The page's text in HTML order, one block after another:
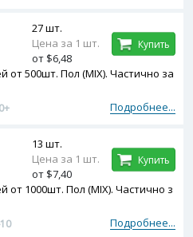
500шт. Пол (MIX). Частично за
Подробнее...
27 шт.
Цена за 1 шт.
от $6,48
Купить
1000шт. Пол (MIX). Частично з
Подробнее...
13 шт.
Цена за 1 шт.
от $7,40
Купить